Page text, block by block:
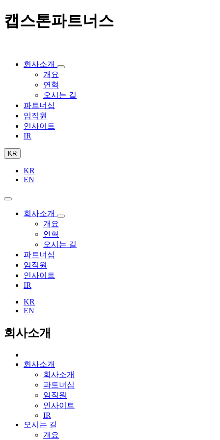
캡스톤파트너스
회사소개
개요
연혁
오시는 길
파트너십
임직원
인사이트
IR
KR
KR
EN
회사소개
개요
연혁
오시는 길
파트너십
임직원
인사이트
IR
KR
EN
회사소개
회사소개
회사소개
파트너십
임직원
인사이트
IR
오시는 길
개요